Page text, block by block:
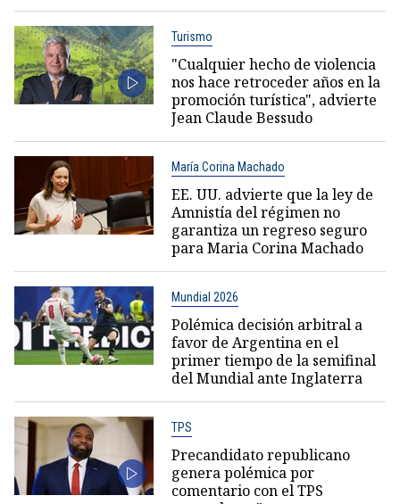
Turismo
"Cualquier hecho de violencia
nos hace retroceder años en la
promoción turística", advierte
Jean Claude Bessudo
María Corina Machado
EE. UU. advierte que la ley de
Amnistía del régimen no
garantiza un regreso seguro
para Maria Corina Machado
Mundial 2026
Polémica decisión arbitral a
favor de Argentina en el
primer tiempo de la semifinal
del Mundial ante Inglaterra
TPS
Precandidato republicano
genera polémica por
comentario con el TPS